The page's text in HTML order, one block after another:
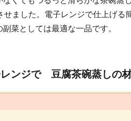
せました。電子レンジで仕上げる
副菜としては最適な一品です。
ンジで 豆腐茶碗蒸しの材